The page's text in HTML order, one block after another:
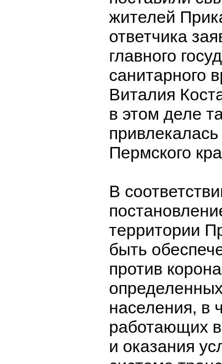
жителей
ответчика
главного
санитарного
Виталия
в этом деле
Пермского
В
территории
быть
против
населения, в
работающих
и оказания